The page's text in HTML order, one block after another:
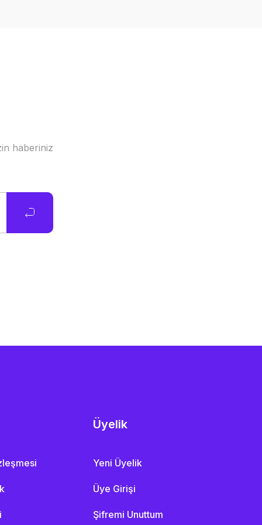
haberiniz
Üyelik
Yeni Üyelik
Üye Girişi
Şifremi Unuttum